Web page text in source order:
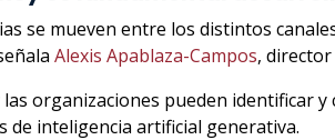
se mueven entre los distintos
Alexis Apablaza-Campos, director
las organizaciones pueden identificar
de inteligencia artificial generativa.